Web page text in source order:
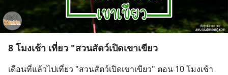
8 โมงเช้า เที่ยว "สวนสัตว์เปิดเขาเขียว
เดือนที่แล้วไปเที่ยว "สวนสัตว์เปิดเขาเขียว" ตอน 10 โมงเช้า